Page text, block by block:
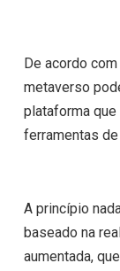
De acordo
metaverso
plataforma
ferramentas
A princípio
baseado na
aumentada,